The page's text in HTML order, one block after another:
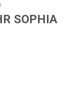
SOPHIA